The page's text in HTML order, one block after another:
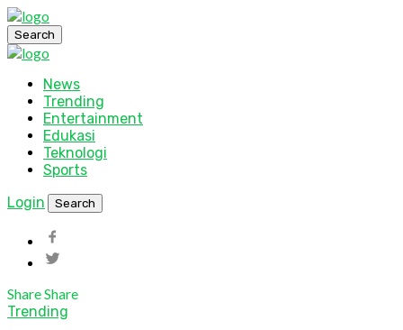
Search
News
Trending
Entertainment
Edukasi
Teknologi
Sports
Login
Search
ShareShare
Trending